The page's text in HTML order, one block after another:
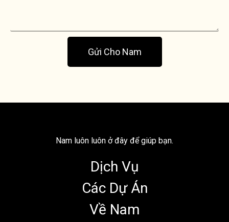
Gửi Cho Nam
Nam luôn luôn ở đây để giúp bạn.
Dịch Vụ
Các Dự Án
Về Nam